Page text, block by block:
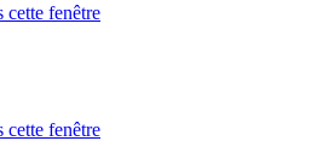
cette fenêtre
cette fenêtre